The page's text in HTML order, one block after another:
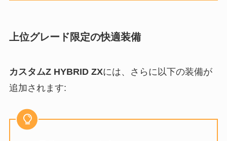
上位グレード限定の快適装備
カスタムZ HYBRID ZXには、さらに以下の装備が
追加されます: